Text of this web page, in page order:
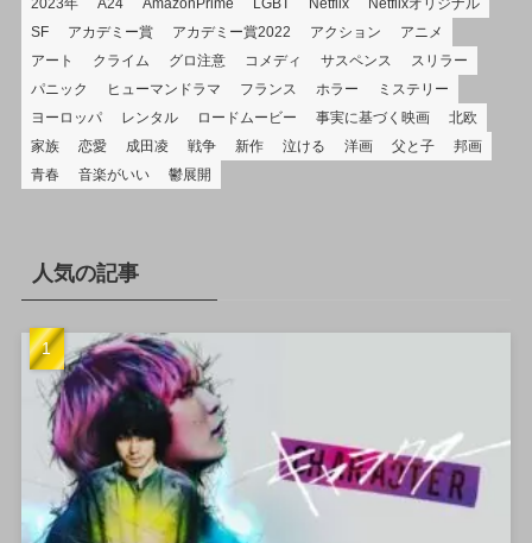
SF
アカデミー賞 アカデミー賞2022 アクション
アニメ
アート
クライム グロ注意 コメディ サスペンス
スリラー
パニック
ヒューマンドラマ フランス ホラー
ミステリー
ヨーロッパ
レンタル ロードムービー 事実に基づく映画
北欧
家族
恋愛 成田凌 戦争 新作 泣ける 洋画 父と子
邦画
青春
音楽がいい 鬱展開
人気の記事